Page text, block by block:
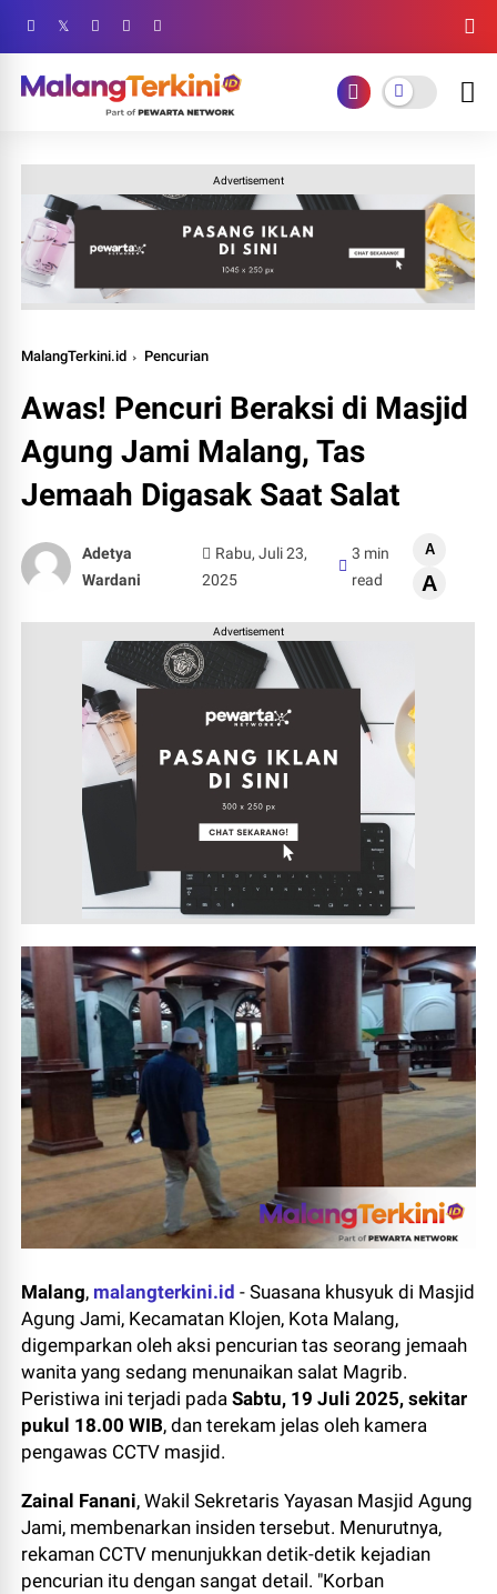
Advertisement
MalangTerkini.id Pencurian
Awas! Pencuri Beraksi di Masjid
Agung Jami Malang, Tas
Jemaah Digasak Saat Salat
Adetya
Wardani
Rabu, Juli 23,
2025
3 min
read
A
A
Advertisement
Malang, malangterkini.id - Suasana khusyuk di Masjid
Agung Jami, Kecamatan Klojen, Kota Malang,
digemparkan oleh aksi pencurian tas seorang jemaah
wanita yang sedang menunaikan salat Magrib.
Peristiwa ini terjadi padaSabtu, 19 Juli 2025, sekitar
pukul 18.00 WIB, dan terekam jelas oleh kamera
pengawas CCTV masjid.
Zainal Fanani, Wakil Sekretaris Yayasan Masjid Agung
Jami, membenarkan insiden tersebut. Menurutnya,
rekaman CCTV menunjukkan detik-detik kejadian
pencurian itu dengan sangat detail. "Korban